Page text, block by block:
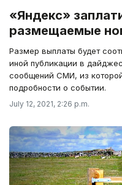
«Яндекс»
размещаемые
Размер выплаты будет
иной публикации в
сообщений СМИ, из
подробности о событии.
July 12, 2021, 2:26 p.m.